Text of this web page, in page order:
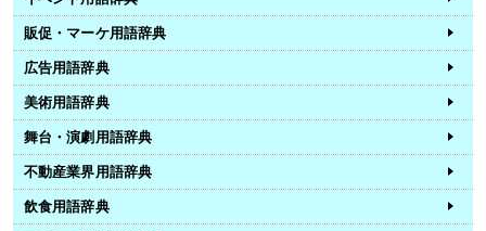
販促・マーケ用語辞典
広告用語辞典
美術用語辞典
舞台・演劇用語辞典
不動産業界用語辞典
飲食用語辞典